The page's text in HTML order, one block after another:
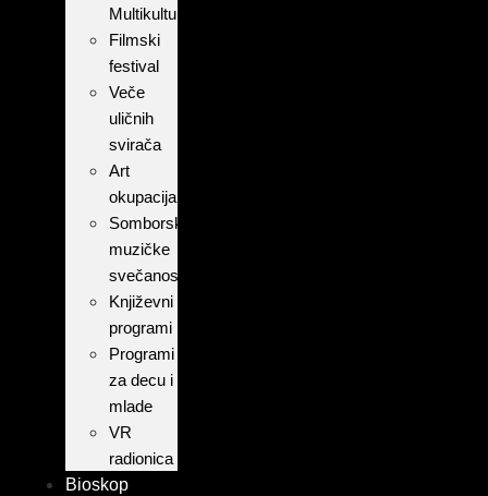
Multikulturalnosti
Filmski
festival
Veče
uličnih
svirača
Art
okupacija
Somborske
muzičke
svečanosti
Književni
programi
Programi
za decu i
mlade
VR
radionica
Bioskop